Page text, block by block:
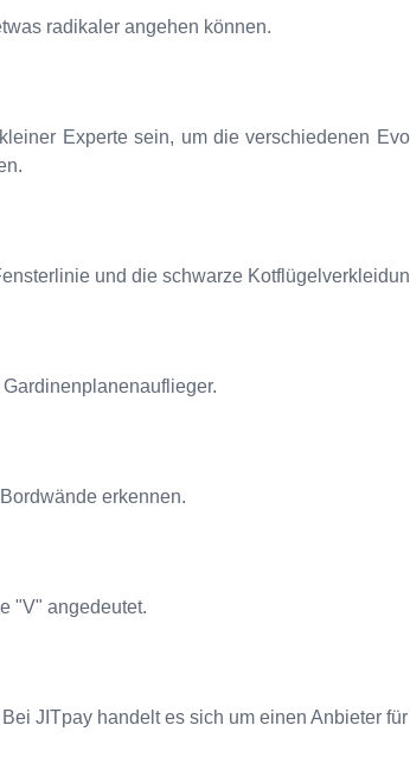
radikaler angehen können.
Experte sein, um die verschiedenen
und die schwarze
erkennen.
"V" angedeutet.
JITpay handelt es sich um einen Anbieter